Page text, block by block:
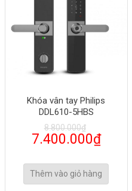
Khóa vân tay Philips
DDL610-5HBS
8.800.000₫
7.400.000₫
Thêm vào giỏ hàng